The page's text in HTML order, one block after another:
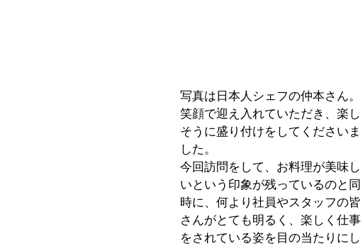
写真は日本人シェフの仲本さん。
笑顔で迎え入れていただき、楽し
そうに盛り付けをしてくださいま
した。
今回訪問をして、お料理が美味し
いという印象が残っているのと同
時に、何より社員やスタッフの皆
さんがとても明るく、楽しく仕事
をされている姿を目の当たりにし